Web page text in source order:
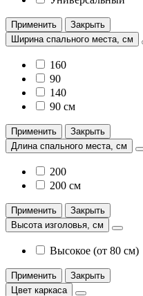
Применить
Закрыть
Ширина спального места, см
160
90
140
90 см
Применить
Закрыть
Длина спального места, см
200
200 см
Применить
Закрыть
Высота изголовья, см
Высокое (от 80 см)
Применить
Закрыть
Цвет каркаса